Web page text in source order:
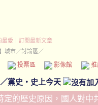
最愛
訂閱最新文章
城市／討論區／
投票區 影像館
／黨史‧史上今天
定的歷史原因，國人對